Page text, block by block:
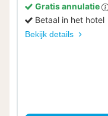
Gratis annulatie
Betaal in het hotel
Bekijk details